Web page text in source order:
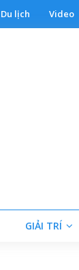
Du lịch Video
GIẢI TRÍ